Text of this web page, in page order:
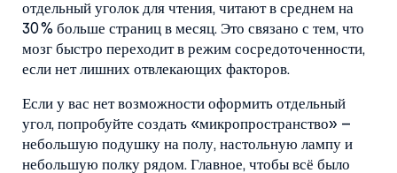
отдельный уголок для чтения, читают в среднем на
30 % больше страниц в месяц. Это связано с тем, что
мозг быстро переходит в режим сосредоточенности,
если нет лишних отвлекающих факторов.
Если у вас нет возможности оформить отдельный
угол, попробуйте создать «микропространство» –
небольшую подушку на полу, настольную лампу и
небольшую полку рядом. Главное, чтобы всё было